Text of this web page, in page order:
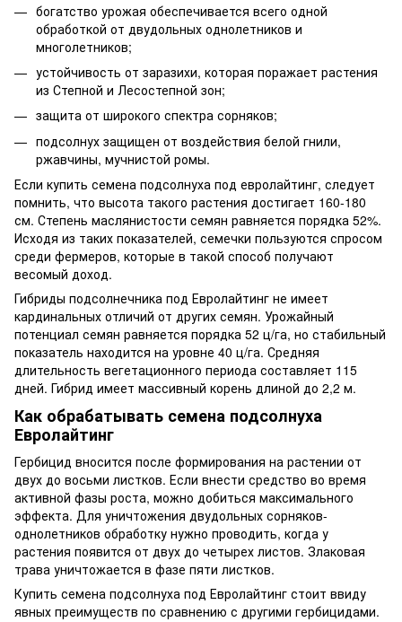
богатство урожая обеспечивается всего одной
обработкой от двудольных однолетников и
многолетников;
устойчивость от заразихи, которая поражает растения
из Степной и Лесостепной зон;
защита от широкого спектра сорняков;
подсолнух защищен от воздействия белой гнили,
ржавчины, мучнистой ромы.
Если купить семена подсолнуха под евролайтинг, следует
помнить, что высота такого растения достигает 160-180
см. Степень маслянистости семян равняется порядка 52%.
Исходя из таких показателей, семечки пользуются спросом
среди фермеров, которые в такой способ получают
весомый доход.
Гибриды подсолнечника под Евролайтинг не имеет
кардинальных отличий от других семян. Урожайный
потенциал семян равняется порядка 52 ц/га, но стабильный
показатель находится на уровне 40 ц/га. Средняя
длительность вегетационного периода составляет 115
дней. Гибрид имеет массивный корень длиной до 2,2 м.
Как обрабатывать семена подсолнуха
Евролайтинг
Гербицид вносится после формирования на растении от
двух до восьми листков. Если внести средство во время
активной фазы роста, можно добиться максимального
эффекта. Для уничтожения двудольных сорняков-
однолетников обработку нужно проводить, когда у
растения появится от двух до четырех листов. Злаковая
трава уничтожается в фазе пяти листков.
Купить семена подсолнуха под Евролайтинг стоит ввиду
явных преимуществ по сравнению с другими гербицидами.